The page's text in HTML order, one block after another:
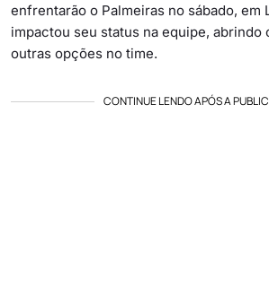
enfrentarão o Palmeiras no sábado, em
impactou seu status na equipe, abrindo
outras opções no time.
CONTINUE LENDO APÓS A